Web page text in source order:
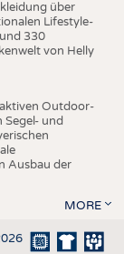
über
Lifestyle-
330
von Helly
Outdoor-
und
Ausbau der
MORE